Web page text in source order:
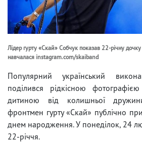
Лідер гурту «Скай» Собчук показав 22-річну
навчалася instagram.com/skaiband
Популярний український
поділився рідкісною
дитиною від колишньої
фронтмен гурту «Скай» публічно
днем ​​народження. У понеділок, 24
22-річчя.